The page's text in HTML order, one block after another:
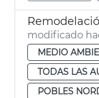
modificado
MEDIO
TODAS LAS
POBLES